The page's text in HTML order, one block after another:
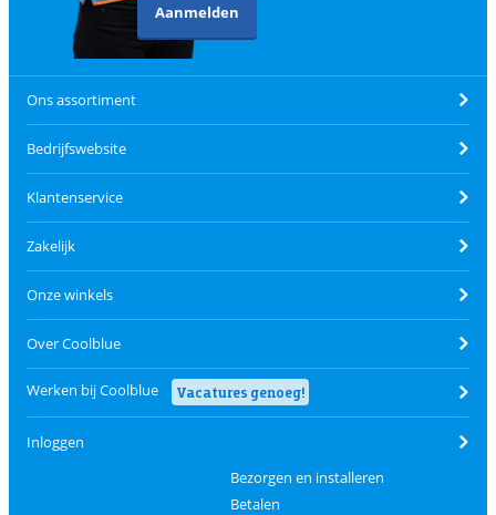
Aanmelden
Ons assortiment
Bedrijfswebsite
Klantenservice
Zakelijk
Onze winkels
Over Coolblue
Werken bij Coolblue Vacatures genoeg!
Inloggen
Bezorgen en installeren
Betalen